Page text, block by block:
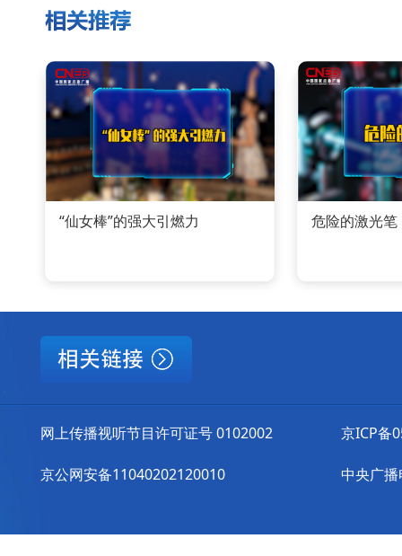
“仙女棒”的强大引燃力 危险的激光笔
网上传播视听节目许可证号 0102002
京公网安备11040202120010
京ICP备
中央广